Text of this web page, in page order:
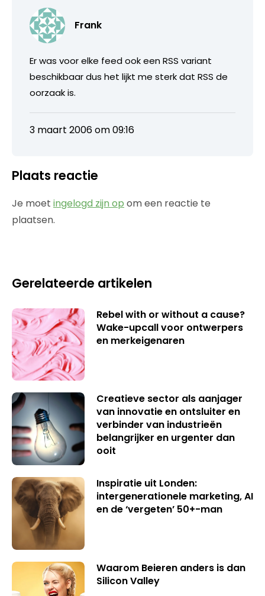
Frank
Er was voor elke feed ook een RSS variant
beschikbaar dus het lijkt me sterk dat RSS de
oorzaak is.
3 maart 2006 om 09:16
Plaats reactie
Je moet ingelogd zijn op om een reactie te
plaatsen.
Gerelateerde artikelen
Rebel with or without a cause?
Wake-upcall voor ontwerpers
en merkeigenaren
Creatieve sector als aanjager
van innovatie en ontsluiter en
verbinder van industrieën
belangrijker en urgenter dan
ooit
Inspiratie uit Londen:
intergenerationele marketing, AI
en de ‘vergeten’ 50+-man
Waarom Beieren anders is dan
Silicon Valley